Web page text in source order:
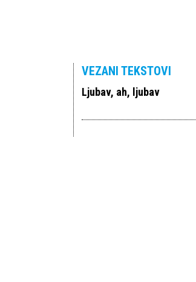
VEZANI TEKSTOVI
Ljubav, ah, ljubav